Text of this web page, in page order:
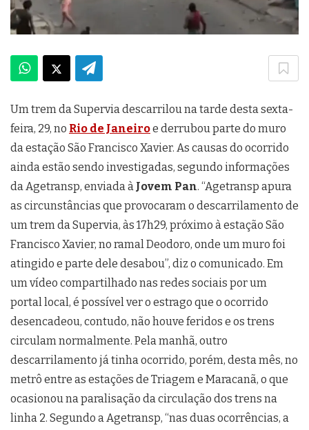
Um trem da Supervia descarrilou na tarde desta sexta-
feira, 29, no Rio de Janeiroe derrubou parte do muro
da estação São Francisco Xavier. As causas do ocorrido
ainda estão sendo investigadas, segundo informações
da Agetransp, enviada à Jovem Pan. “Agetransp apura
as circunstâncias que provocaram o descarrilamento de
um trem da Supervia, às 17h29, próximo à estação São
Francisco Xavier, no ramal Deodoro, onde um muro foi
atingido e parte dele desabou”, diz o comunicado. Em
um vídeo compartilhado nas redes sociais por um
portal local, é possível ver o estrago que o ocorrido
desencadeou, contudo, não houve feridos e os trens
circulam normalmente. Pela manhã, outro
descarrilamento já tinha ocorrido, porém, desta mês, no
metrô entre as estações de Triagem e Maracanã, o que
ocasionou na paralisação da circulação dos trens na
linha 2. Segundo a Agetransp, “nas duas ocorrências, a